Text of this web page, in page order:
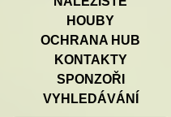
HOUBY
OCHRANA HUB
KONTAKTY
SPONZOŘI
VYHLEDÁVÁNÍ